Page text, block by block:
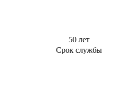
50 лет
Срок службы